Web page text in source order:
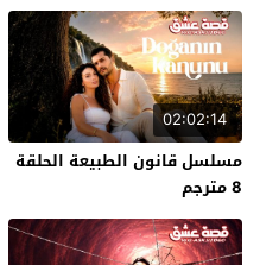
02:02:14
مسلسل قانون الطبيعة الحلقة
8 مترجم